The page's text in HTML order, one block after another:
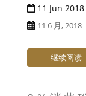
11 Jun 2018
11 6 月, 2018
继续阅读